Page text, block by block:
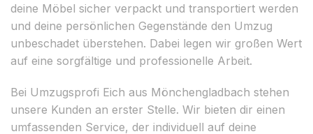
deine Möbel sicher verpackt und transportiert werden
und deine persönlichen Gegenstände den Umzug
unbeschadet überstehen. Dabei legen wir großen Wert
auf eine sorgfältige und professionelle Arbeit.
Bei Umzugsprofi Eich aus Mönchengladbach stehen
unsere Kunden an erster Stelle. Wir bieten dir einen
umfassenden Service, der individuell auf deine